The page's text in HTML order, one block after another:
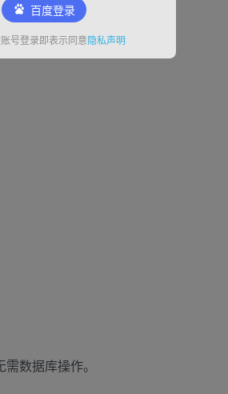
数据库操作。
百度登录
号登录即表示同意隐私声明